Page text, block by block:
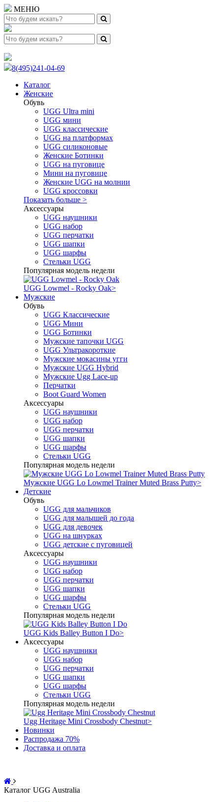
МЕНЮ
8(495)241-04-69
Каталог
Женские
Обувь
UGG Ultra mini
UGG мини
UGG классические
UGG на платформах
UGG силиконовые
Женские Ботинки
UGG на пуговице
Мини на пуговице
Женские UGG на молнии
UGG кроссовки
Показать больше >
Аксессуары
UGG наушники
UGG набор
UGG перчатки
UGG шапки
UGG шарфы
Стельки UGG
Популярная модель недели
UGG Lowmel - Rocky Oak>
Мужские
Обувь
UGG Классические
UGG Мини
UGG Ботинки
Мужские тапочки UGG
UGG Ультракороткие
Мужские мокасины угги
Мужские UGG Hybrid
Мужские Ugg Lace-up
Перчатки
Boot Guard Women
Аксессуары
UGG наушники
UGG набор
UGG перчатки
UGG шапки
UGG шарфы
Стельки UGG
Популярная модель недели
Мужские UGG Lo Lowmel Trainer Muted Brass Putty>
Детские
Обувь
UGG для мальчиков
UGG для малышей до года
UGG для девочек
UGG на шнурках
UGG детские с пуговицей
Аксессуары
UGG наушники
UGG набор
UGG перчатки
UGG шапки
UGG шарфы
Стельки UGG
Популярная модель недели
UGG Kids Balley Button I Do>
Аксессуары
UGG наушники
UGG набор
UGG перчатки
UGG шапки
UGG шарфы
Стельки UGG
Популярная модель недели
Ugg Heritage Mini Crossbody Chestnut>
Новинки
Распродажа 70%
Доставка и оплата
Каталог UGG Australia